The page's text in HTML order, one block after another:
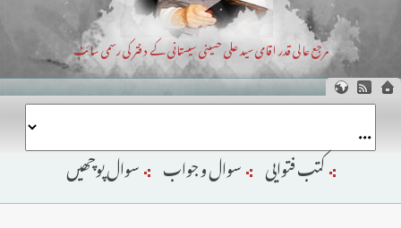
مرجع عالی قدر اقای سید علی حسینی سیستانی کے دفتر کی رسمی سائٹ
کتب فتوایی سوال و جواب سوال پوچھیں